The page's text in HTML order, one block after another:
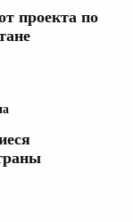
проекта по